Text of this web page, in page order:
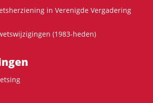
in Verenigde Vergadering
(1983-heden)